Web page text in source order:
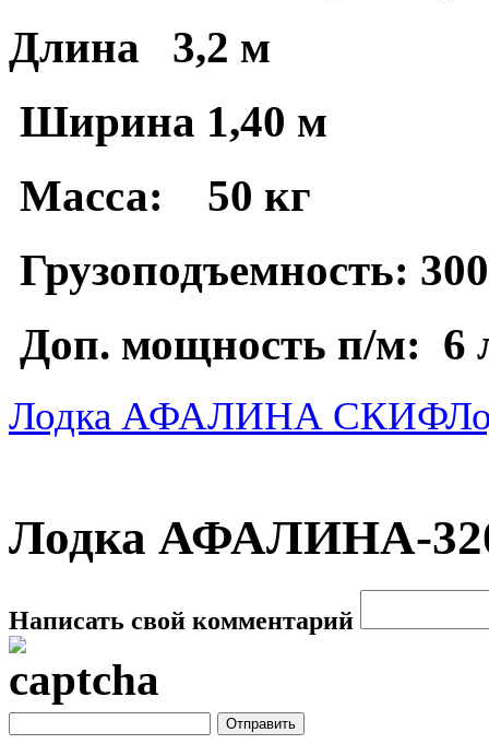
Длина 3,2 м
Ширина 1,40 м
Масса: 50 кг
Грузоподъемность:
Доп. мощность п/м: 6
Лодка АФАЛИНА СКИФ
Лодка АФАЛИНА-
Написать свой комментарий